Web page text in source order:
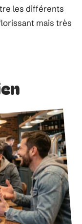
les différents
mais très